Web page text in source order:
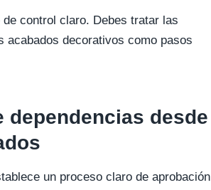
control claro. Debes tratar las
acabados decorativos como pasos
dependencias desde
un proceso claro de aprobación